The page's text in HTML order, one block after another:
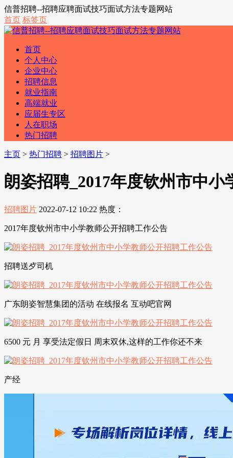
信普招聘--招聘应聘面试技巧面试方法专题网站
首页 标签页
首页
个人中心
企业中心
招聘信息
就业指南
高端就业
应届生专区
人在职场
热门招聘
主页 > 热门招聘 > 招聘图片 >
朗姿招聘_2017年度钦州市中
招聘图片 2022-07-12 10:22 热度：
2017年度钦州市中小学教师公开招聘工作公告
招聘送歺司机
广东朗姿智慧集团的活动 在线报名 互动吧官网
6500 元 月 享受法定假日 周末双休,这样的工作你还不来
产经